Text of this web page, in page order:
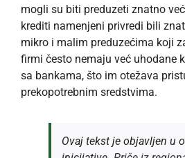
mogli su biti preduzeti znatno
krediti namenjeni privredi bili
mikro i malim preduzećima koji
firmi često nemaju već uhodane
sa bankama, što im otežava
prekopotrebnim sredstvima.
Ovaj tekst je objavljen u